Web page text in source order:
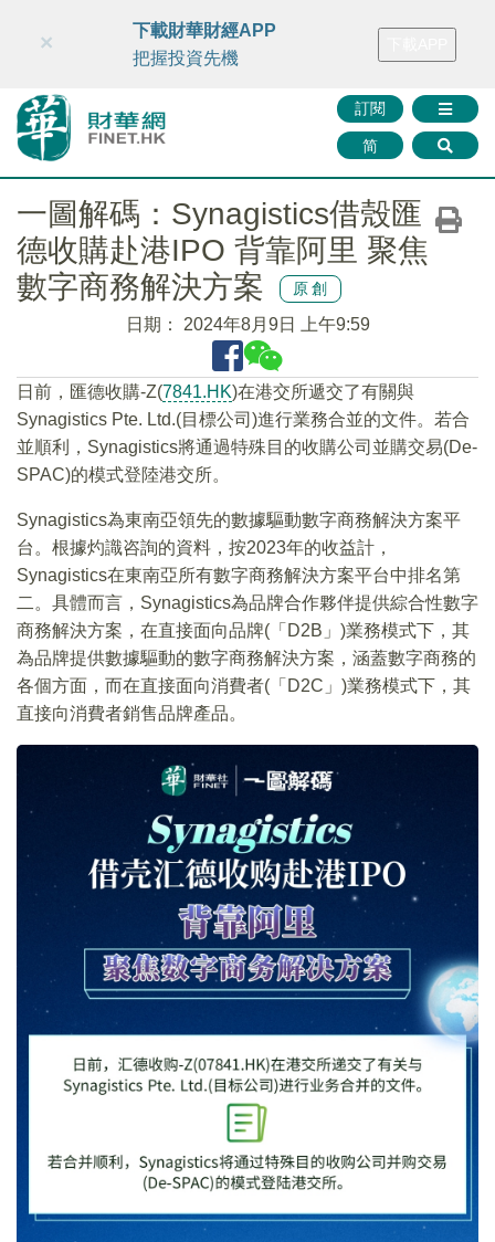
財華智庫網 FINTV FINMETA 財華證券 媒體矩陣
訂閱
简
×
下載財華財經APP
把握投資先機
一圖解碼：Synagistics借殼匯
德收購赴港IPO 背靠阿里 聚焦
數字商務解決方案
原創
日期： 2024年8月9日 上午9:59
日前，匯德收購-Z(7841.HK)在港交所遞交了有關與
Synagistics Pte. Ltd.(目標公司)進行業務合並的文件。若合
並順利，Synagistics將通過特殊目的收購公司並購交易(De-
SPAC)的模式登陸港交所。
Synagistics為東南亞領先的數據驅動數字商務解決方案平
台。根據灼識咨詢的資料，按2023年的收益計，
Synagistics在東南亞所有數字商務解決方案平台中排名第
二。具體而言，Synagistics為品牌合作夥伴提供綜合性數字
商務解決方案，在直接面向品牌(「D2B」)業務模式下，其
為品牌提供數據驅動的數字商務解決方案，涵蓋數字商務的
各個方面，而在直接面向消費者(「D2C」)業務模式下，其
直接向消費者銷售品牌產品。